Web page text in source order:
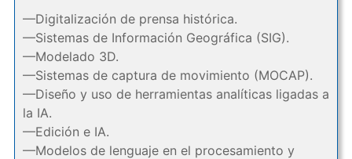
—Digitalización de prensa histórica.
—Sistemas de Información Geográfica (SIG).
—Modelado 3D.
—Sistemas de captura de movimiento (MOCAP).
—Diseño y uso de herramientas analíticas ligadas a
la IA.
—Edición e IA.
—Modelos de lenguaje en el procesamiento y